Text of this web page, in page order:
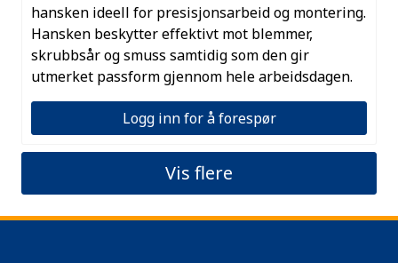
hansken ideell for presisjonsarbeid og montering.
Hansken beskytter effektivt mot blemmer,
skrubbsår og smuss samtidig som den gir
utmerket passform gjennom hele arbeidsdagen.
Logg inn for å forespør
Vis flere